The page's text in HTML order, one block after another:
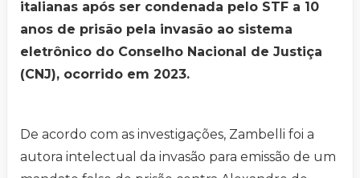
italianas após ser condenada pelo STF a 10
anos de prisão pela invasão ao sistema
eletrônico do Conselho Nacional de Justiça
(CNJ), ocorrido em 2023.
De acordo com as investigações, Zambelli foi a
autora intelectual da invasão para emissão de um